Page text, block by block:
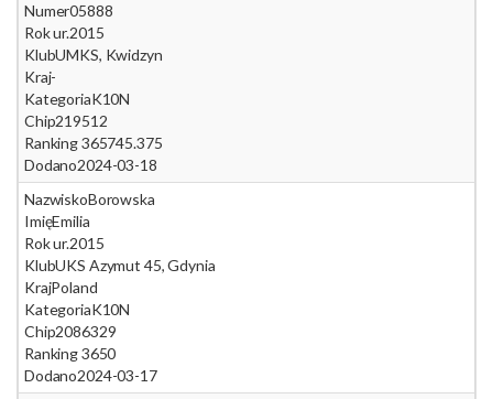
Numer05888
Rok ur.2015
KlubUMKS, Kwidzyn
Kraj-
KategoriaK10N
Chip219512
Ranking 365745.375
Dodano2024-03-18
NazwiskoBorowska
ImięEmilia
Rok ur.2015
KlubUKS Azymut 45, Gdynia
KrajPoland
KategoriaK10N
Chip2086329
Ranking 3650
Dodano2024-03-17